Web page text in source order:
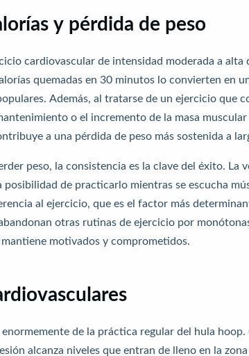
y pérdida de peso
cardiovascular de intensidad moderada a
quemadas en 30 minutos lo convierten en
Además, al tratarse de un ejercicio que
o el incremento de la masa muscular
a una pérdida de peso más sostenida a
peso, la consistencia es la clave del éxito. La
de practicarlo mientras se escucha
al ejercicio, que es el factor más
otras rutinas de ejercicio por
motivados y comprometidos.
de la práctica regular del hula
alcanza niveles que entran de lleno en la